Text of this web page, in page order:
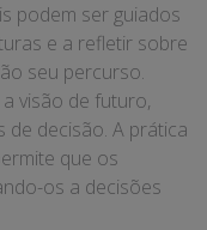
podem ser guiados
e a refletir sobre
seu percurso.
visão de futuro,
de decisão. A prática
que os
os a decisões